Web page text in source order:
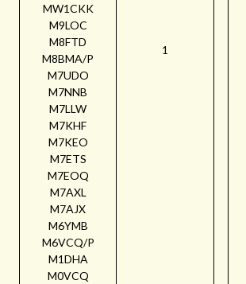
MW1CKK
M9LOC
M8FTD
M8BMA/P
M7UDO
M7NNB
M7LLW
M7KHF
M7KEO
M7ETS
M7EOQ
M7AXL
M7AJX
M6YMB
M6VCQ/P
M1DHA
M0VCQ
1